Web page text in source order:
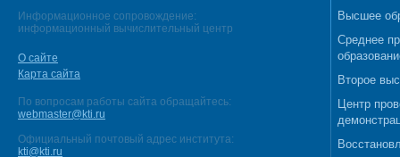
Информационное сопровождение:
информационный вычислительный центр
О сайте
Карта сайта
По вопросам работы сайта обращайтесь:
webmaster@kti.ru
Официальный почтовый адрес института:
kti@kti.ru
Высшее
Среднее
Второе
Центр